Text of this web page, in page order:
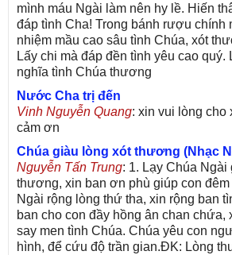
mình máu Ngài làm nên hy lề. Hiến
đáp tình Cha! Trong bánh rượu chính
nhiệm mầu cao sâu tình Chúa, xót
Lấy chi mà đáp đền tình yêu cao quý.
nghĩa tình Chúa thương
Nước Cha trị đến
Vinh Nguyễn Quang: xin vui lòng cho
cảm ơn
Chúa giàu lòng xót thương (Nhạc
Nguyễn Tấn Trung: 1. Lạy Chúa Ngài
thương, xin ban ơn phù giúp con đêm
Ngài rộng lòng thứ tha, xin rộng ban
ban cho con đầy hồng ân chan chứa,
say men tình Chúa. Chúa yêu con
hình, để cứu độ trần gian.ĐK: Lòng